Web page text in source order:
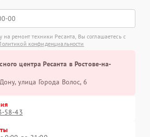
на ремонт техники Ресанта, Вы соглашаетесь с
конфиденциальности
центра Ресанта в Ростове-на-
улица Города Волос, 6
58-43